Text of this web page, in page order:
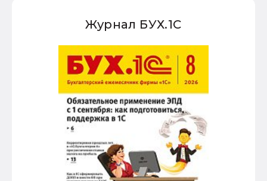
Журнал БУХ.1С